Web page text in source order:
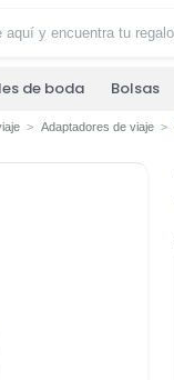
de boda Bolsas
Adaptadores de viaje